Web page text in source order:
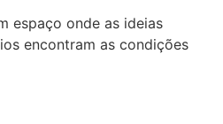
espaço onde as ideias
encontram as condições